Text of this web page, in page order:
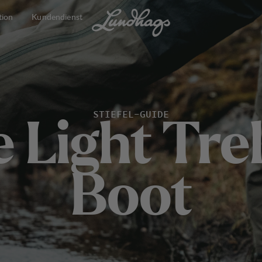
Kundendienst
STIEFEL-GUIDE
LightTre
Boot